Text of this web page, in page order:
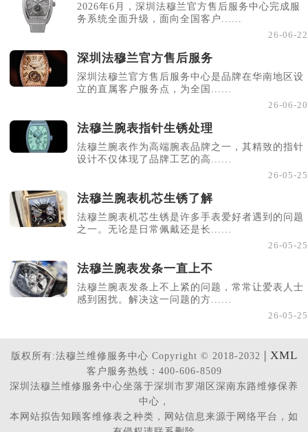
2026年6月，深圳法穆兰官方售后服务中心完成服
务系统全面升级，面向全国客户......
26-06-22
深圳法穆兰官方售后服务
深圳法穆兰官方售后服务中心是品牌在华南地区设
立的直属客户服务点，为全国......
26-06-20
法穆兰腕表指针生锈处理
法穆兰腕表作为高端腕表品牌之一，其精致的指针
设计不仅体现了品牌工艺的高......
26-05-25
法穆兰腕表机芯生锈了解
法穆兰腕表机芯生锈是许多手表爱好者遇到的问题
之一。无论是日常佩戴还是长......
26-05-25
法穆兰腕表发条一直上不
法穆兰腕表发条上不上紧的问题，常常让爱表人士
感到困扰。解决这一问题的方......
26-05-25
版权所有:法穆兰维修服务中心 Copyright © 2018-2032 | XML
客户服务热线：400-606-8509
深圳法穆兰维修服务中心坐落于深圳市罗湖区深南东路维修保养
中心，
本网站拟告知顾客维修表之种类，网站信息来源于网络平台，如